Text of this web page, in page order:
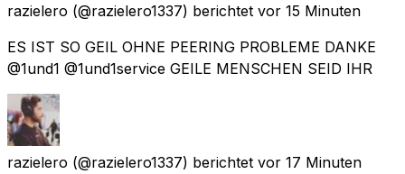
razielero (@razielero1337) berichtet vor 15 Minuten
ES IST SO GEIL OHNE PEERING PROBLEME DANKE
@1und1 @1und1service GEILE MENSCHEN SEID IHR
razielero (@razielero1337) berichtet vor 17 Minuten